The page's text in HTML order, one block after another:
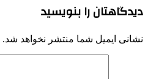
دیدگاهتان را بنویسید
نشانی ایمیل شما منتشر نخواهد شد.